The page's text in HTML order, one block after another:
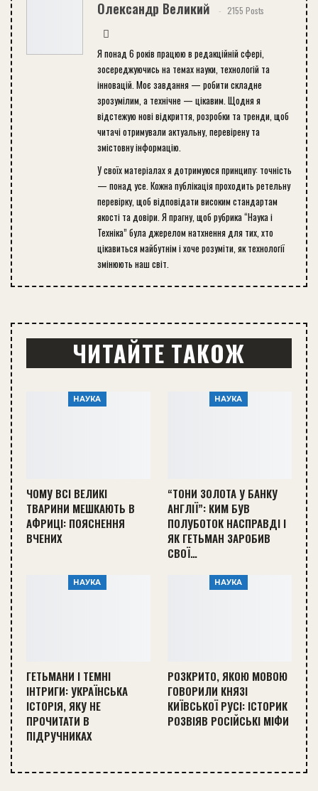
Олександр Великий 2155 Posts
Я понад 6 років працюю в редакційній сфері,
зосереджуючись на темах науки, технологій та
інновацій. Моє завдання — робити складне
зрозумілим, а технічне — цікавим. Щодня я
відстежую нові відкриття, розробки та тренди, щоб
читачі отримували актуальну, перевірену та
змістовну інформацію.
У своїх матеріалах я дотримуюся принципу: точність
— понад усе. Кожна публікація проходить ретельну
перевірку, щоб відповідати високим стандартам
якості та довіри. Я прагну, щоб рубрика “Наука і
Техніка” була джерелом натхнення для тих, хто
цікавиться майбутнім і хоче розуміти, як технології
змінюють наш світ.
ЧИТАЙТЕ ТАКОЖ
НАУКА
ЧОМУ ВСІ ВЕЛИКІ
ТВАРИНИ МЕШКАЮТЬ В
АФРИЦІ: ПОЯСНЕННЯ
ВЧЕНИХ
НАУКА
“ТОНИ ЗОЛОТА У БАНКУ
АНГЛІЇ”: КИМ БУВ
ПОЛУБОТОК НАСПРАВДІ І
ЯК ГЕТЬМАН ЗАРОБИВ
СВОЇ…
НАУКА
ГЕТЬМАНИ І ТЕМНІ
ІНТРИГИ: УКРАЇНСЬКА
ІСТОРІЯ, ЯКУ НЕ
ПРОЧИТАТИ В
ПІДРУЧНИКАХ
НАУКА
РОЗКРИТО, ЯКОЮ МОВОЮ
ГОВОРИЛИ КНЯЗІ
КИЇВСЬКОЇ РУСІ: ІСТОРИК
РОЗВІЯВ РОСІЙСЬКІ МІФИ